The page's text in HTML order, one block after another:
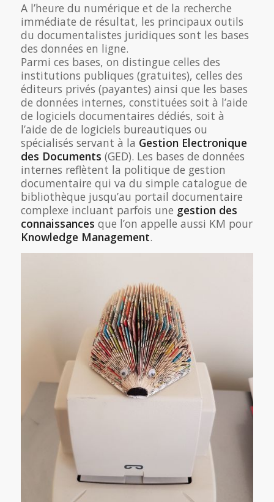
A l’heure du numérique et de la recherche
immédiate de résultat, les principaux outils
du documentalistes juridiques sont les bases
des données en ligne.
Parmi ces bases, on distingue celles des
institutions publiques (gratuites), celles des
éditeurs privés (payantes) ainsi que les bases
de données internes, constituées soit à l’aide
de logiciels documentaires dédiés, soit à
l’aide de de logiciels bureautiques ou
spécialisés servant à la Gestion Electronique
des Documents (GED). Les bases de données
internes reflètent la politique de gestion
documentaire qui va du simple catalogue de
bibliothèque jusqu’au portail documentaire
complexe incluant parfois une gestion des
connaissances que l’on appelle aussi KM pour
Knowledge Management.